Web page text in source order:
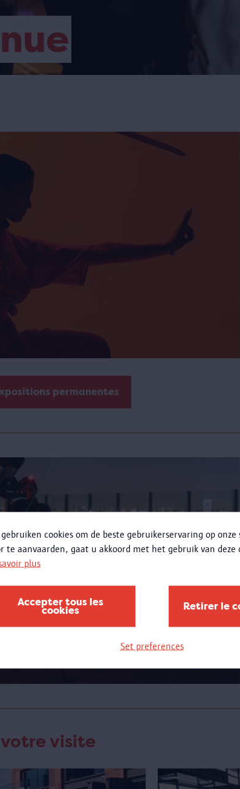
cookies om de beste gebruikerservaring op onze
te aanvaarden, gaat u akkoord met het gebruik van deze
plus
Accepter tous les
cookies Retirer le
Set preferences
permanentes
visite